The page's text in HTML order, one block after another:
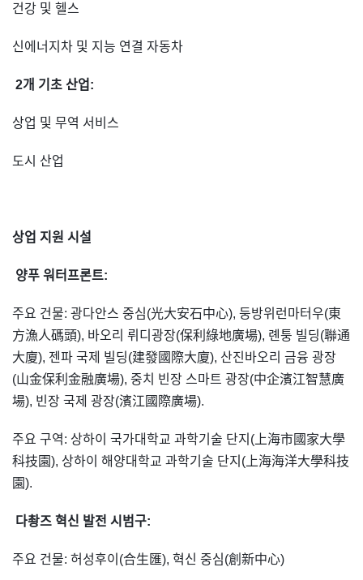
건강 및 헬스
신에너지차 및 지능 연결 자동차
2개 기초 산업:
상업 및 무역 서비스
도시 산업
상업 지원 시설
양푸 워터프론트:
주요 건물: 광다안스 중심(光大安石中心), 둥방위런마터우(東
方漁人碼頭), 바오리 뤼디광장(保利綠地廣場), 롄퉁 빌딩(聯通
大廈), 젠파 국제 빌딩(建發國際大廈), 산진바오리 금융 광장
(山金保利金融廣場), 중치 빈장 스마트 광장(中企濱江智慧廣
場), 빈장 국제 광장(濱江國際廣場).
주요 구역: 상하이 국가대학교 과학기술 단지(上海市國家大學
科技園), 상하이 해양대학교 과학기술 단지(上海海洋大學科技
園).
다촹즈 혁신 발전 시범구:
주요 건물: 허성후이(合生匯), 혁신 중심(創新中心)